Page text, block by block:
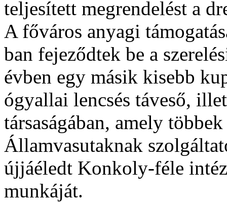
teljesített megrendelést a
A főváros anyagi
ban fejeződtek be a
évben egy másik kisebb
ógyallai lencsés táveső,
társaságában, amely
Államvasutaknak
újjáéledt Konkoly-féle
munkáját.